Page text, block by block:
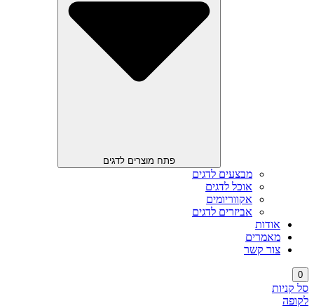
פתח מוצרים לדגים
מבצעים לדגים
אוכל לדגים
אקווריומים
אביזרים לדגים
אודות
מאמרים
צור קשר
0
סל קניות
לקופה